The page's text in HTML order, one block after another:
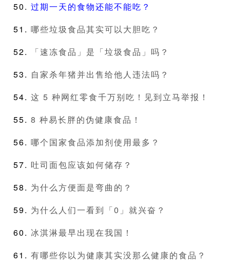
过期一天的食物还能不能吃？
哪些垃圾食品其实可以大胆吃？
「速冻食品」是「垃圾食品」吗？
自家杀年猪并出售给他人违法吗？
这 5 种网红零食千万别吃！见到立马举报！
8 种易长胖的伪健康食品！
哪个国家食品添加剂使用最多？
吐司面包应该如何储存？
为什么方便面是弯曲的？
为什么人们一看到「0」就兴奋？
冰淇淋最早出现在我国！
有哪些你以为健康其实没那么健康的食品？